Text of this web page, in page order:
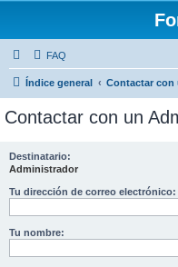
FAQ
Índice general Contactar con
Contactar con un
Destinatario:
Administrador
Tu dirección de correo electrónico:
Tu nombre: